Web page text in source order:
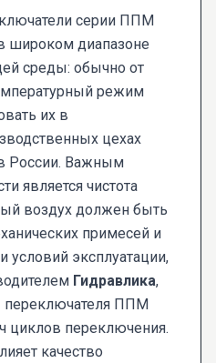
серии ППМ
широком диапазоне
среды: обычно от
режим
их в
цехах
России. Важным
является чистота
воздух должен быть
примесей и
условий эксплуатации,
Гидравлика,
переключателя ППМ
циклов переключения.
качество